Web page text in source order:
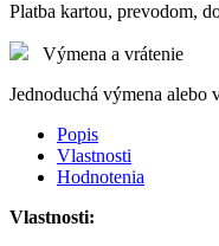
Platba kartou, prevodom,
Výmena a vrátenie
Jednoduchá výmena alebo
Popis
Vlastnosti
Hodnotenia
Vlastnosti: